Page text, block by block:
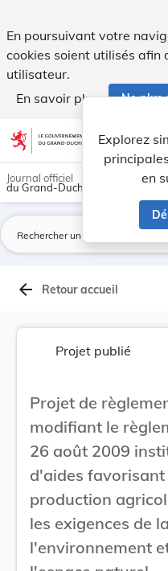
En poursuivant votre
cookies soient utilisés afin
utilisateur.
En savoir plus
Ne plus
Aller au contenu Explorez
en
Journal officiel
du Grand-Duché de Luxembourg
arrow_back Retour accueil
Projet publié
Projet de
modifiant le
26 août 2009
d'aides favorisant
production
les exigences de
l'environnement